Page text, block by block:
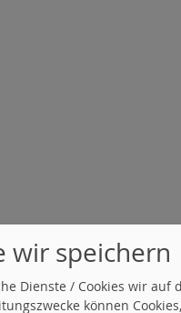
wir speichern
Dienste / Cookies wir auf
können